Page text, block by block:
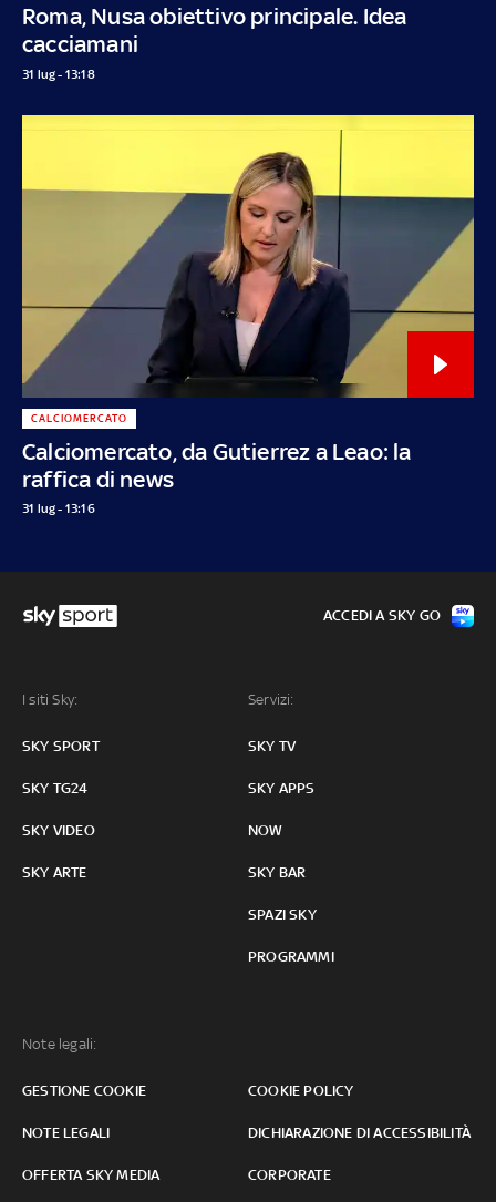
Roma, Nusa obiettivo principale. Idea
cacciamani
31 lug - 13:18
Calciomercato, da Gutierrez a Leao: la
raffica di news
CALCIOMERCATO
31 lug - 13:16
I siti Sky:
SKY SPORT
SKY TG24
SKY VIDEO
SKY ARTE
Servizi:
SKY TV
SKY APPS
NOW
SKY BAR
SPAZI SKY
PROGRAMMI
Note legali:
GESTIONE COOKIE COOKIE POLICY
NOTE LEGALI DICHIARAZIONE DI ACCESSIBILITÀ
OFFERTA SKY MEDIA CORPORATE
ACCEDI A SKY GO